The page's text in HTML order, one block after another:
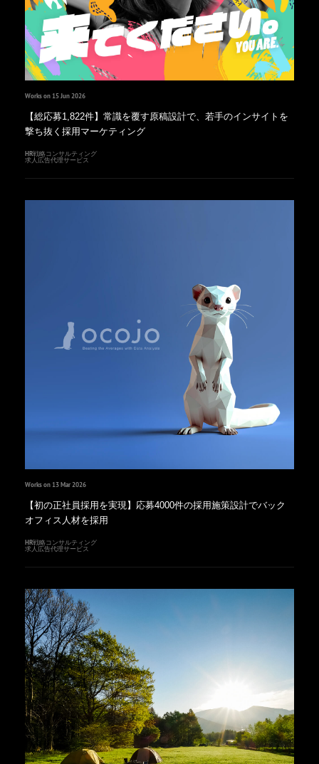
Works on 15 Jun 2026
【総応募1,822件】常識を覆す原稿設計で、若手のインサイトを
撃ち抜く採用マーケティング
HR戦略コンサルティング
求人広告代理サービス
Works on 13 Mar 2026
【初の正社員採用を実現】応募4000件の採用施策設計でバック
オフィス人材を採用
HR戦略コンサルティング
求人広告代理サービス